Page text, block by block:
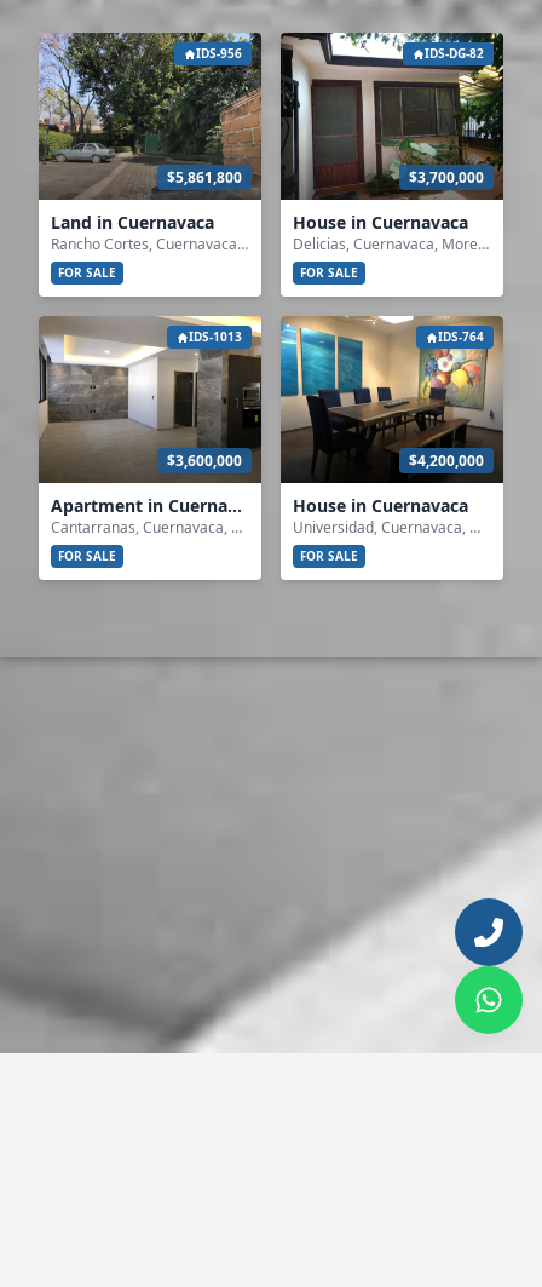
IDS-956
$5,861,800
Land in Cuernavaca
Rancho Cortes, Cuernavaca, Morelos
FOR SALE
IDS-DG-82
$3,700,000
House in Cuernavaca
Delicias, Cuernavaca, Morelos
FOR SALE
IDS-1013
$3,600,000
Apartment in Cuernavaca
Cantarranas, Cuernavaca, Morelos
FOR SALE
IDS-764
$4,200,000
House in Cuernavaca
Universidad, Cuernavaca, Morelos
FOR SALE